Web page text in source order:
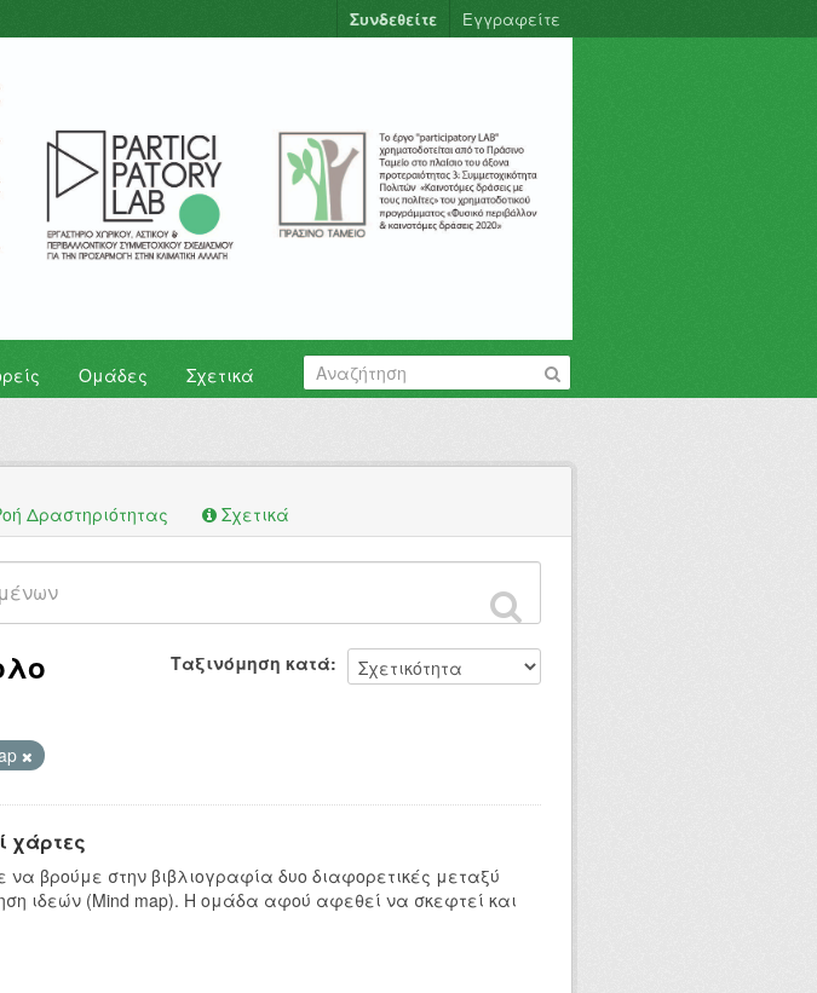
Συνδεθείτε Εγγραφείτε
Ομάδες Σχετικά
Δραστηριότητας Σχετικά
Ταξινόμηση κατά
χάρτες
να βρούμε στην βιβλιογραφία δυο διαφορετικές μεταξύ
ιδεών (Mind map). Η ομάδα αφού αφεθεί να σκεφτεί και